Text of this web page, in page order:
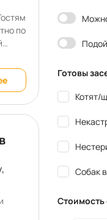
по
.
Готовы
Котят/
Собак
Стоимость